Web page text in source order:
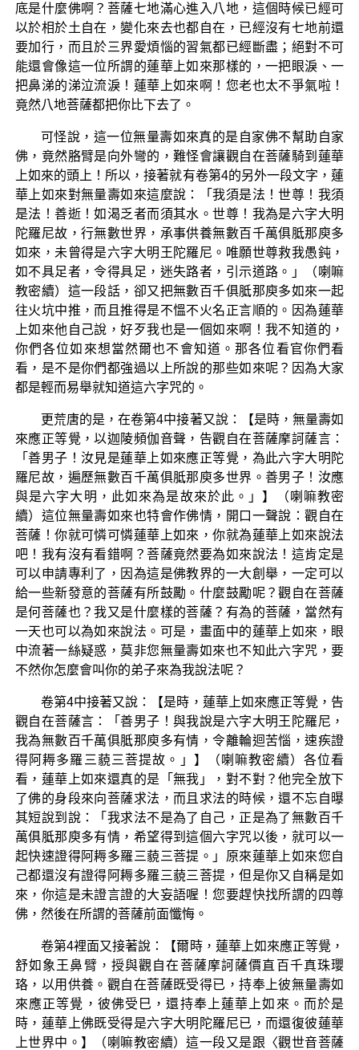
底是什麼佛啊？菩薩七地滿心進入八地，這個時候已經可
以於相於土自在，變化來去也都自在，已經沒有七地前還
要加行，而且於三界愛煩惱的習氣都已經斷盡；絕對不可
能還會像這一位所謂的蓮華上如來那樣的，一把眼淚、一
把鼻涕的涕泣流淚！蓮華上如來啊！您老也太不爭氣啦！
竟然八地菩薩都把你比下去了。
可怪說，這一位無量壽如來真的是自家佛不幫助自家
佛，竟然胳臂是向外彎的，難怪會讓觀自在菩薩騎到蓮華
上如來的頭上！所以，接著就有卷第4的另外一段文字，蓮
華上如來對無量壽如來這麼說：「我須是法！世尊！我須
是法！善逝！如渴乏者而須其水。世尊！我為是六字大明
陀羅尼故，行無數世界，承事供養無數百千萬俱胝那庾多
如來，未曾得是六字大明王陀羅尼。唯願世尊救我愚鈍，
如不具足者，令得具足，迷失路者，引示道路。」（喇嘛
教密續）這一段話，卻又把無數百千俱胝那庾多如來一起
往火坑中推，而且推得是不慍不火名正言順的。因為蓮華
上如來他自己說，好歹我也是一個如來啊！我不知道的，
你們各位如來想當然爾也不會知道。那各位看官你們看
看，是不是你們都強過以上所說的那些如來呢？因為大家
都是輕而易舉就知道這六字咒的。
更荒唐的是，在卷第4中接著又說：【是時，無量壽如
來應正等覺，以迦陵頻伽音聲，告觀自在菩薩摩訶薩言：
「善男子！汝見是蓮華上如來應正等覺，為此六字大明陀
羅尼故，遍歷無數百千萬俱胝那庾多世界。善男子！汝應
與是六字大明，此如來為是故來於此。」】（喇嘛教密
續）這位無量壽如來也特會作佛情，開口一聲說：觀自在
菩薩！你就可憐可憐蓮華上如來，你就為蓮華上如來說法
吧！我有沒有看錯啊？菩薩竟然要為如來說法！這肯定是
可以申請專利了，因為這是佛教界的一大創舉，一定可以
給一些新發意的菩薩有所鼓勵。什麼鼓勵呢？觀自在菩薩
是何菩薩也？我又是什麼樣的菩薩？有為的菩薩，當然有
一天也可以為如來說法。可是，畫面中的蓮華上如來，眼
中流著一絲疑惑，莫非您無量壽如來也不知此六字咒，要
不然你怎麼會叫你的弟子來為我說法呢？
卷第4中接著又說：【是時，蓮華上如來應正等覺，告
觀自在菩薩言：「善男子！與我說是六字大明王陀羅尼，
我為無數百千萬俱胝那庾多有情，令離輪迴苦惱，速疾證
得阿耨多羅三藐三菩提故。」】（喇嘛教密續）各位看
看，蓮華上如來還真的是「無我」，對不對？他完全放下
了佛的身段來向菩薩求法，而且求法的時候，還不忘自曝
其短說到說：「我求法不是為了自己，正是為了無數百千
萬俱胝那庾多有情，希望得到這個六字咒以後，就可以一
起快速證得阿耨多羅三藐三菩提。」原來蓮華上如來您自
己都還沒有證得阿耨多羅三藐三菩提，但是你又自稱是如
來，你這是未證言證的大妄語喔！您要趕快找所謂的四尊
佛，然後在所謂的菩薩前面懺悔。
卷第4裡面又接著說：【爾時，蓮華上如來應正等覺，
舒如象王鼻臂，授與觀自在菩薩摩訶薩價直百千真珠瓔
珞，以用供養。觀自在菩薩既受得已，持奉上彼無量壽如
來應正等覺，彼佛受巳，還持奉上蓮華上如來。而於是
時，蓮華上佛既受得是六字大明陀羅尼已，而還復彼蓮華
上世界中。】（喇嘛教密續）這一段又是跟〈觀世音菩薩